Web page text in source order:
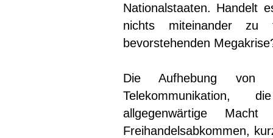
Nationalstaaten. Handelt
nichts miteinander
bevorstehenden
Die Aufhebung von
Telekommunikation,
allgegenwärtige
Freihandelsabkommen,